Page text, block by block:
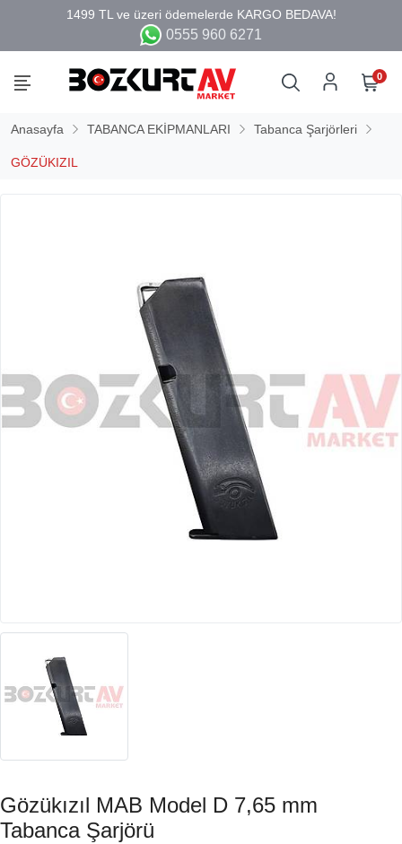
0555 960 6271
0
Anasayfa TABANCA EKİPMANLARI Tabanca Şarjörleri
GÖZÜKIZIL
Gözükızıl MAB Model D 7,65 mm
Tabanca Şarjörü